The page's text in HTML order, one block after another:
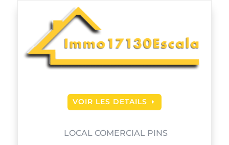
VOIR LES DETAILS
LOCAL COMERCIAL PINS